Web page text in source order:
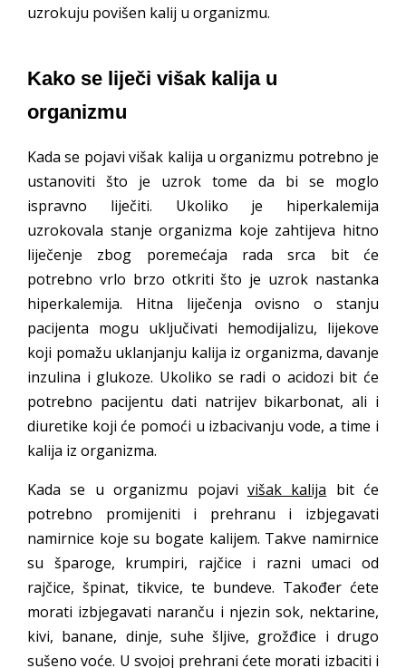
uzrokuju povišen kalij u organizmu.
Kako se liječi višak kalija u
organizmu
Kada se pojavi višak kalija u organizmu potrebno je
ustanoviti što je uzrok tome da bi se moglo
ispravno liječiti. Ukoliko je hiperkalemija
uzrokovala stanje organizma koje zahtijeva hitno
liječenje zbog poremećaja rada srca bit će
potrebno vrlo brzo otkriti što je uzrok nastanka
hiperkalemija. Hitna liječenja ovisno o stanju
pacijenta mogu uključivati hemodijalizu, lijekove
koji pomažu uklanjanju kalija iz organizma, davanje
inzulina i glukoze. Ukoliko se radi o acidozi bit će
potrebno pacijentu dati natrijev bikarbonat, ali i
diuretike koji će pomoći u izbacivanju vode, a time i
kalija iz organizma.
Kada se u organizmu pojavi višak kalija bit će
potrebno promijeniti i prehranu i izbjegavati
namirnice koje su bogate kalijem. Takve namirnice
su šparoge, krumpiri, rajčice i razni umaci od
rajčice, špinat, tikvice, te bundeve. Također ćete
morati izbjegavati naranču i njezin sok, nektarine,
kivi, banane, dinje, suhe šljive, grožđice i drugo
sušeno voće. U svojoj prehrani ćete morati izbaciti i